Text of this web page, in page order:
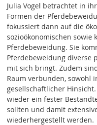
Julia Vogel betrachtet in
Formen der
fokussiert dann auf die
sozioökonomischen sowie
Pferdebeweidung. Sie
Pferdebeweidung diverse
mit sich bringt. Zudem
Raum verbunden, sowohl
gesellschaftlicher
wieder ein fester
sollten und damit
wiederhergestellt werden.